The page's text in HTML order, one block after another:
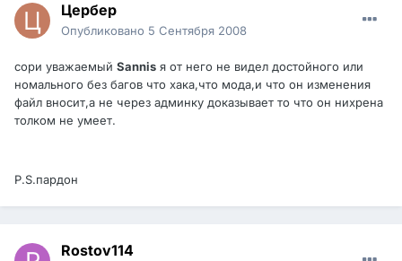
Цербер
Опубликовано 5 Сентября 2008
сори уважаемый Sannis я от него не видел достойного или
номального без багов что хака,что мода,и что он изменения
файл вносит,а не через админку доказывает то что он нихрена
толком не умеет.
P.S.пардон
Rostov114